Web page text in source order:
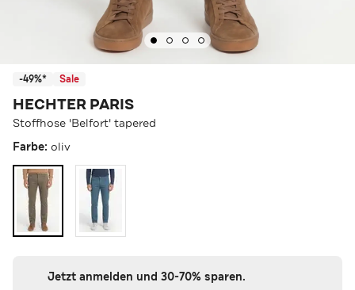
-49%* Sale
HECHTER PARIS
Stoffhose 'Belfort' tapered
Farbe: oliv
Jetzt anmelden und 30-70% sparen.